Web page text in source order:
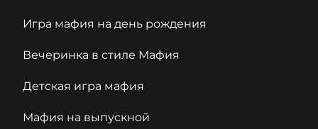
Игра мафия на день рождения
Вечеринка в стиле Мафия
Детская игра мафия
Мафия на выпускной